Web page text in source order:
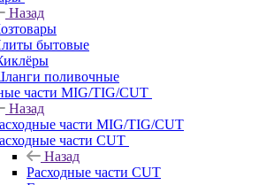
Назад
бытовые
поливочные
части MIG/TIG/CUT
Назад
части MIG/TIG/CUT
части CUT
Назад
Расходные части CUT